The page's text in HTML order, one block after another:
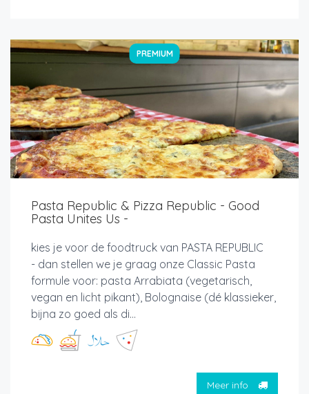
PREMIUM
Pasta Republic & Pizza Republic - Good
Pasta Unites Us -
kies je voor de foodtruck van PASTA REPUBLIC
- dan stellen we je graag onze Classic Pasta
formule voor: pasta Arrabiata (vegetarisch,
vegan en licht pikant), Bolognaise (dé klassieker,
bijna zo goed als di...
Meer info